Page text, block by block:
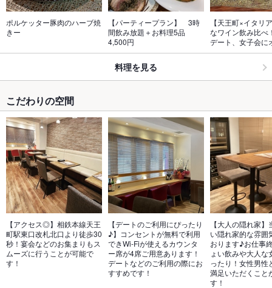
ポルケッター豚肉のハーブ焼
きー
【パーティープラン】　3時
間飲み放題＋お料理5品
4,500円
【天王町×イタリ
なワイン飲み比べ
デート、女子会に
料理を見る
こだわりの空間
【アクセス◎】相鉄本線天王
町駅東口改札北口より徒歩30
秒！宴会などのお集まりもス
ムーズに行うことが可能で
す！
【デートのご利用にぴったり
♪】コンセントが無料で利用
できWi-Fiが使えるカウンタ
ー席が4席ご用意あります！
デートなどのご利用の際にお
すすめです！
【大人の隠れ家
い隠れ家的な雰囲
おります♪お仕事
ょい飲みや大人な
ったり！女性男性
満足いただくこと
す！